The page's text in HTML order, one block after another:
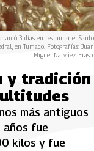
tardó 3 días en restaurar el Santo
en Tumaco. Fotografías: Juan
Miguel Narváez Eraso.
y tradición
más antiguos
años fue
kilos y fue